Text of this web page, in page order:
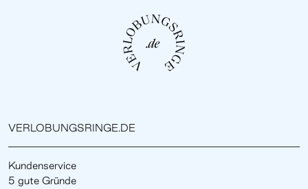
VERLOBUNGSRINGE.DE
Kundenservice
5 gute Gründe